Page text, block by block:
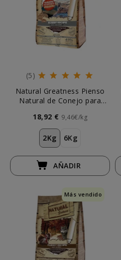
(5)
Natural Greatness Pienso
Natural de Conejo para
18,92 € 9,46€/kg
2Kg 6Kg
AÑADIR
Más vendido